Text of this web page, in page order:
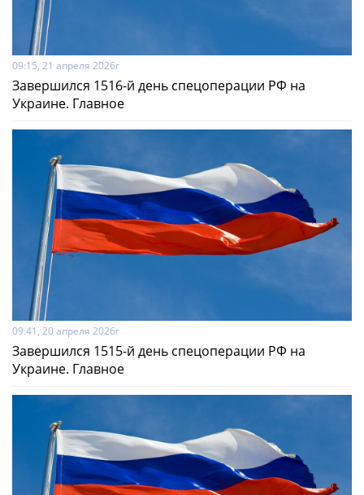
09:15, 21 апреля 2026г
Завершился 1516-й день спецоперации РФ на
Украине. Главное
09:41, 20 апреля 2026г
Завершился 1515-й день спецоперации РФ на
Украине. Главное